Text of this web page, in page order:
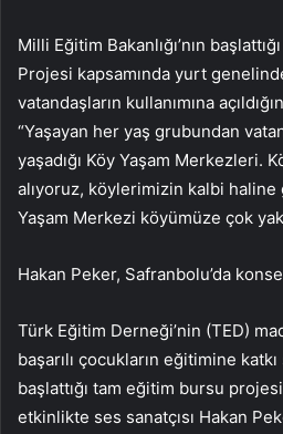
Milli Eğitim Bakanlığı’nın
Projesi kapsamında yurt
vatandaşların kullanımına
“Yaşayan her yaş grubundan
yaşadığı Köy Yaşam Merkezleri.
alıyoruz, köylerimizin kalbi haline
Yaşam Merkezi köyümüze çok
Hakan Peker, Safranbolu’da
Türk Eğitim Derneği’nin (TED)
başarılı çocukların eğitimine
başlattığı tam eğitim bursu
etkinlikte ses sanatçısı Hakan